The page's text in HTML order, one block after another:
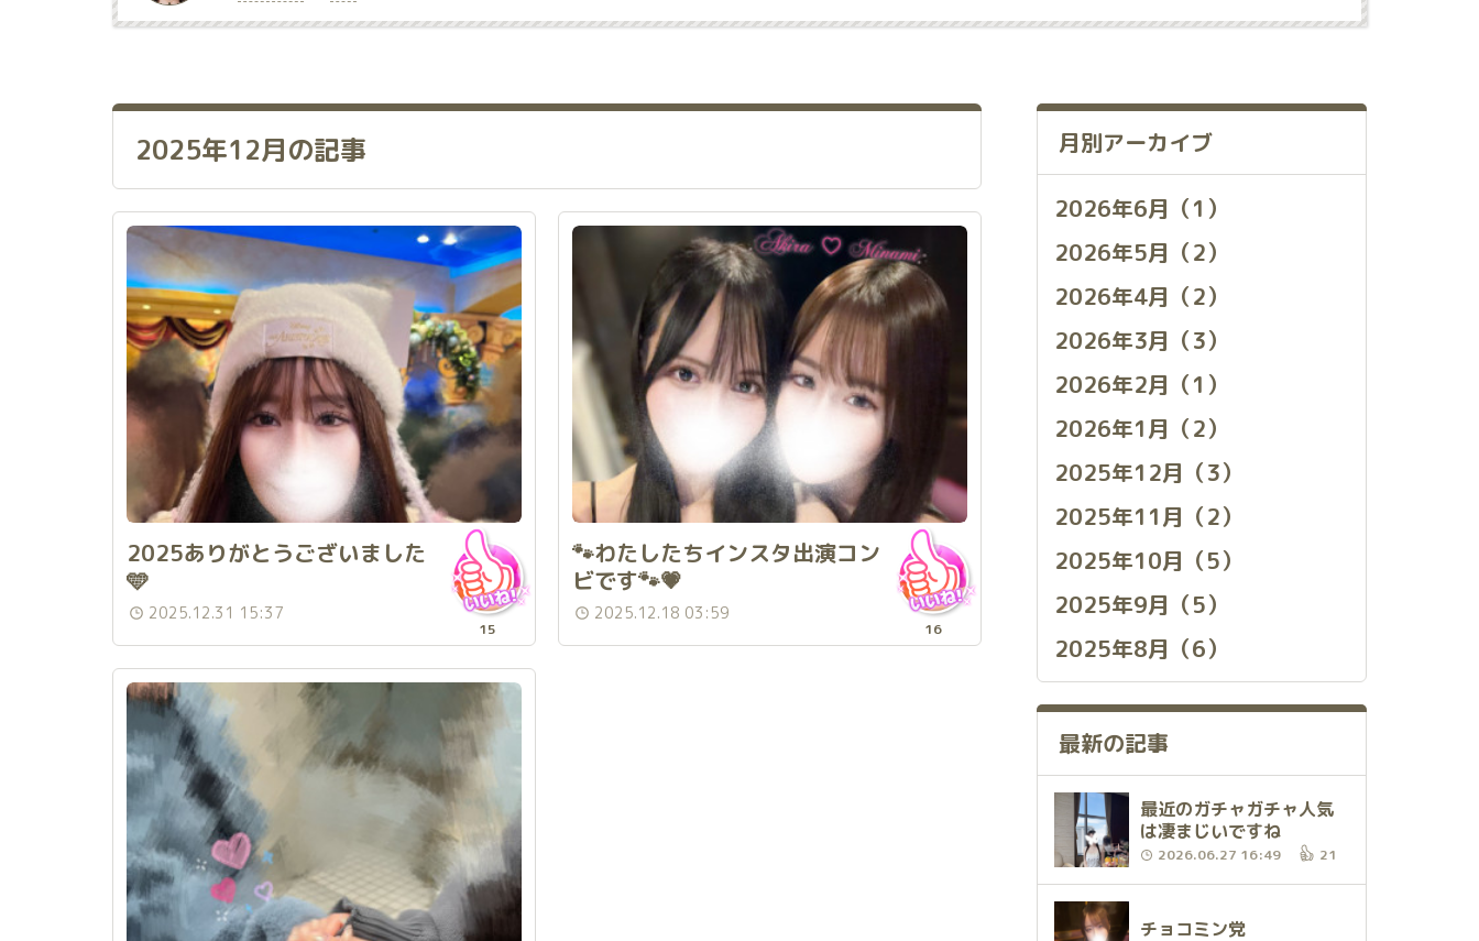
2025年12月の記事
2025ありがとうございました
🩵
2025.12.31 15:37
15
🐾わたしたちインスタ出演コン
ビです🐾💗
2025.12.18 03:59
16
月別アーカイブ
2026年6月（1）
2026年5月（2）
2026年4月（2）
2026年3月（3）
2026年2月（1）
2026年1月（2）
2025年12月（3）
2025年11月（2）
2025年10月（5）
2025年9月（5）
2025年8月（6）
最新の記事
最近のガチャガチャ人気
は凄まじいですね
2026.06.27 16:49 21
チョコミン党